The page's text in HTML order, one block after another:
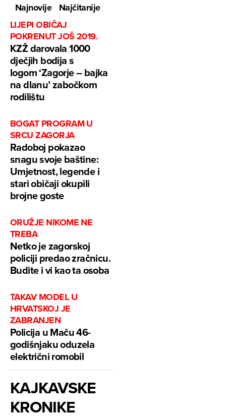
Najnovije
Najčitanije
LIJEPI OBIČAJ
POKRENUT JOŠ 2019.
KZŽ darovala 1000
dječjih bodija s
logom ‘Zagorje – bajka
na dlanu’ zabočkom
rodilištu
BOGAT PROGRAM U
SRCU ZAGORJA
Radoboj pokazao
snagu svoje baštine:
Umjetnost, legende i
stari običaji okupili
brojne goste
ORUŽJE NIKOME NE
TREBA
Netko je zagorskoj
policiji predao zračnicu.
Budite i vi kao ta osoba
TAKAV MODEL U
HRVATSKOJ JE
ZABRANJEN
Policija u Maču 46-
godišnjaku oduzela
električni romobil
KAJKAVSKE
KRONIKE